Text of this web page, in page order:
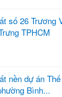
số 26 Trương
TPHCM
nền dự án
Bình...